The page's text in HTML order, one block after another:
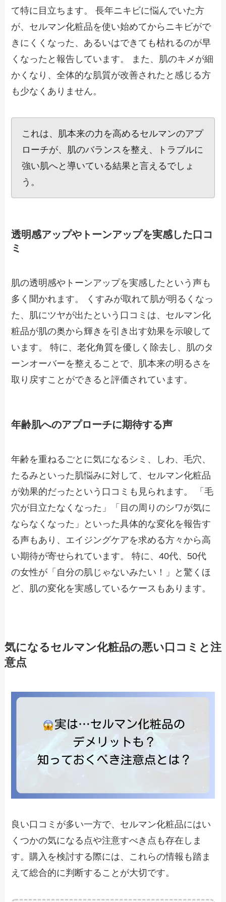
て特に目立ちます。 長年ニキビに悩んでいた方
が、セルマン化粧品を使い始めてからニキビがで
きにくくなった、あるいはできても枯れるのが早
くなったと報告しています。 また、肌のキメが細
かくなり、全体的な肌質が改善されたと感じる方
も少なくありません。
これは、肌本来の力を高めるセルマンのアプ
ローチが、肌のバランスを整え、トラブルに
強い肌へと導いている結果と言えるでしょ
う。
透明感アップやトーンアップを実感した口コ
ミ
肌の透明感やトーンアップを実感したという声も
多く聞かれます。 くすみが取れて肌が明るくなっ
た、肌にツヤが出たという口コミは、セルマン化
粧品が肌の奥から輝きを引き出す効果を示唆して
います。 特に、老化角質を優しく除去し、肌のタ
ーンオーバーを整えることで、肌本来の明るさを
取り戻すことができると評価されています。
年齢肌へのアプローチに期待する声
年齢を重ねるごとに気になるシミ、しわ、毛穴、
たるみといった肌悩みに対して、セルマン化粧品
が効果的だったという口コミも見られます。 「毛
穴が目立たなくなった」「目の周りのシワが気に
ならなくなった」といった具体的な変化を報告す
る声もあり、エイジングケアを求める方々から高
い期待が寄せられています。 特に、40代、50代
の女性が「自分の肌じゃないみたい！」と驚くほ
ど、肌の変化を実感しているケースもあります。
気になるセルマン化粧品の悪い口コミと注
意点
良い口コミが多い一方で、セルマン化粧品にはい
くつかの気になる点や注意すべき点も存在しま
す。購入を検討する際には、これらの情報も踏ま
えて総合的に判断することが大切です。